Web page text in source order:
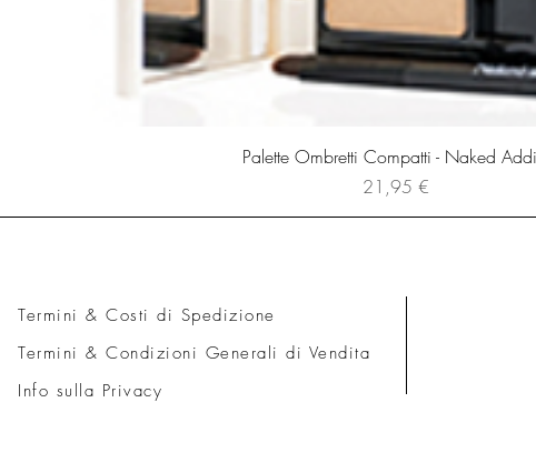
Palette Ombretti Compatti - Naked
Prezzo
21,95 €
Termini & Costi di Spedizione
Termini & Condizioni Generali di Vendita
Info sulla Privacy